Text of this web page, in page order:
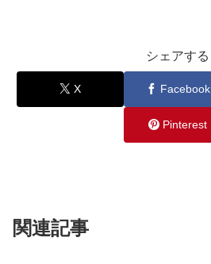
シェアする
X Facebook
Pinterest
関連記事